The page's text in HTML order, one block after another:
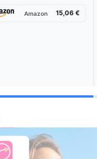
Amazon 15,06 €